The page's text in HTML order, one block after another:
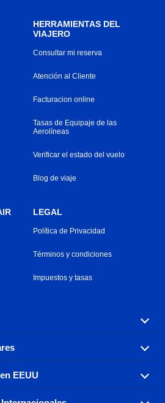
HERRAMIENTAS DEL
VIAJERO
Consultar mi reserva
Atención al Cliente
Facturacion online
Tasas de Equipaje de las
Aerolíneas
Verificar el estado del vuelo
Blog de viaje
LEGAL
Política de Privacidad
Términos y condiciones
Impuestos y tasas
de tarifas aéreas baratas por
opciones para elegir.
rutas de vuelo más populares
EEUU